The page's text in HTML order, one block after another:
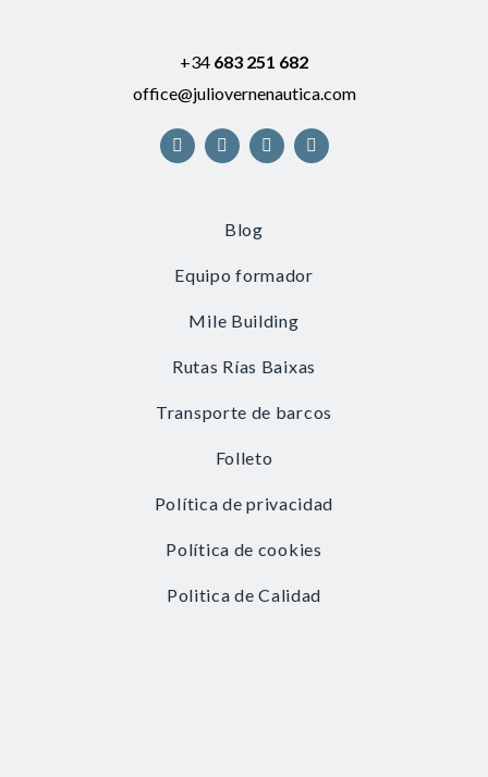
+34 683 251 682
office@juliovernenautica.com
Blog
Equipo formador
Mile Building
Rutas Rías Baixas
Transporte de barcos
Folleto
Política de privacidad
Política de cookies
Politica de Calidad